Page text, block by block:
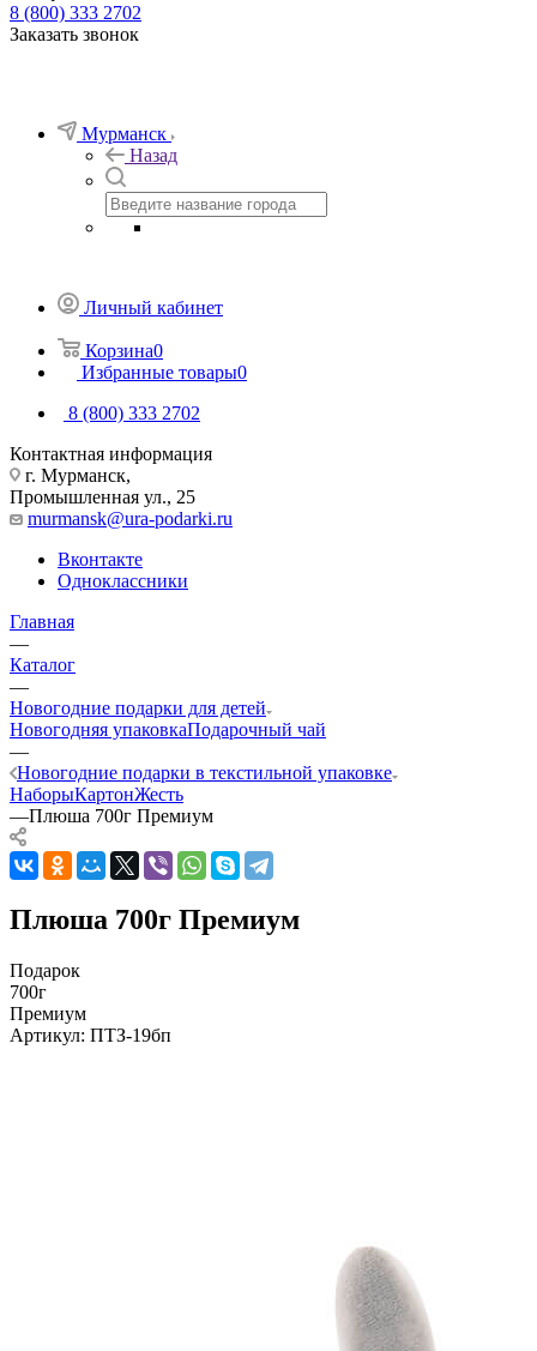
8 (800) 333 2702
Заказать звонок
Мурманск
Назад
Личный кабинет
Корзина0
Избранные товары0
8 (800) 333 2702
Контактная информация
г. Мурманск,
Промышленная ул., 25
murmansk@ura-podarki.ru
Вконтакте
Одноклассники
Главная
—
Каталог
—
Новогодние подарки для детей
Новогодняя упаковкаПодарочный чай
—
Новогодние подарки в текстильной упаковке
НаборыКартонЖесть
—Плюша 700г Премиум
Плюша 700г Премиум
Подарок
700г
Премиум
Артикул: ПТЗ-19бп